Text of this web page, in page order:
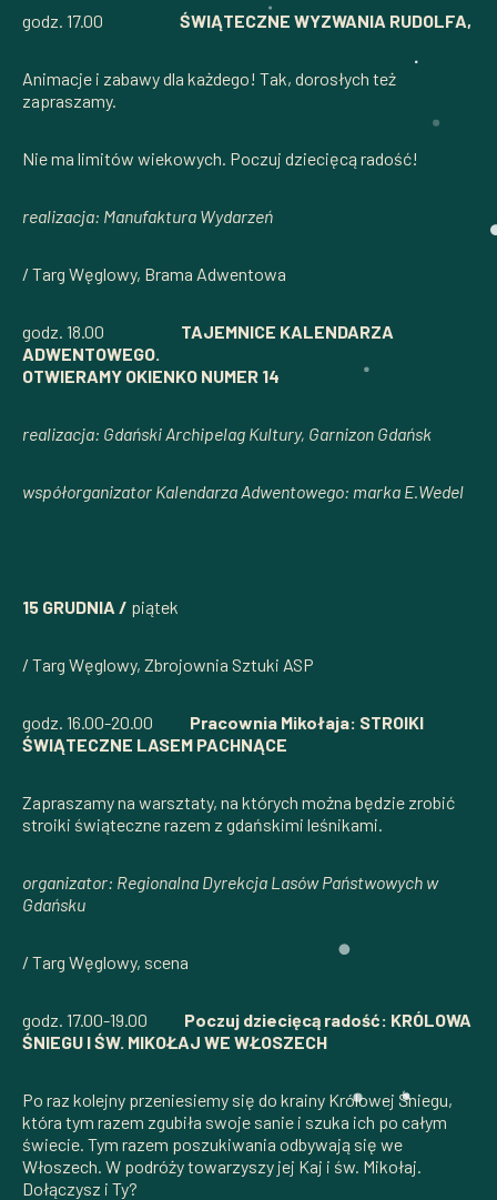
godz. 17.00 ŚWIĄTECZNE WYZWANIA RUDOLFA,
Animacje i zabawy dla każdego! Tak, dorosłych też
zapraszamy.
Nie ma limitów wiekowych. Poczuj dziecięcą radość!
realizacja: Manufaktura Wydarzeń
/ Targ Węglowy, Brama Adwentowa
godz. 18.00 TAJEMNICE KALENDARZA
ADWENTOWEGO.
OTWIERAMY OKIENKO NUMER 14
realizacja: Gdański Archipelag Kultury, Garnizon Gdańsk
współorganizator Kalendarza Adwentowego: marka E.Wedel
15 GRUDNIA / piątek
/ Targ Węglowy, Zbrojownia Sztuki ASP
godz. 16.00-20.00 Pracownia Mikołaja: STROIKI
ŚWIĄTECZNE LASEM PACHNĄCE
Zapraszamy na warsztaty, na których można będzie zrobić
stroiki świąteczne razem z gdańskimi leśnikami.
organizator: Regionalna Dyrekcja Lasów Państwowych w
Gdańsku
/ Targ Węglowy, scena
godz. 17.00-19.00 Poczuj dziecięcą radość: KRÓLOWA
ŚNIEGU I ŚW. MIKOŁAJ WE WŁOSZECH
Po raz kolejny przeniesiemy się do krainy Królowej Śniegu,
która tym razem zgubiła swoje sanie i szuka ich po całym
świecie. Tym razem poszukiwania odbywają się we
Włoszech. W podróży towarzyszy jej Kaj i św. Mikołaj.
Dołączysz i Ty?